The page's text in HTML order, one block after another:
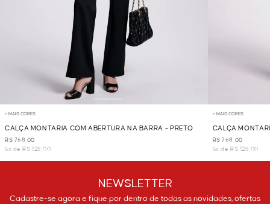
+ MAIS CORES
CALÇA MONTARIA COM ABERTURA NA BARRA - PRETO
R$ 768,00
6x de R$ 128,00
+ MAIS CORES
CALÇA
VERMELHO
R$ 768,00
6x de R$ 128,00
NEWSLETTER
Cadastre-se agora e fique por dentro de todas as novidades, ofertas